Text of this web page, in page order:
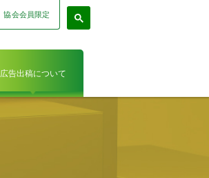
協会会員限定
広告出稿について